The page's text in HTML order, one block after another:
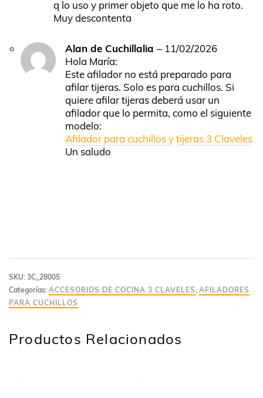
5
q lo uso y primer objeto que me lo ha roto.
Muy descontenta
Alan de Cuchillalia – 11/02/2026
Hola María:
Este afilador no está preparado para
afilar tijeras. Solo es para cuchillos. Si
quiere afilar tijeras deberá usar un
afilador que lo permita, como el siguiente
modelo:
Afilador para cuchillos y tijeras 3 Claveles
Un saludo
SKU: 3C_28005
Categorías: ACCESORIOS DE COCINA 3 CLAVELES , AFILADORES
PARA CUCHILLOS
Productos Relacionados